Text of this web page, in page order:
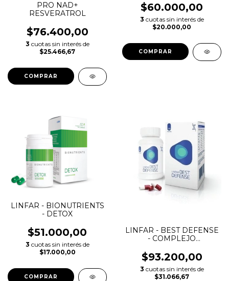
PRO NAD+
RESVERATROL
$76.400,00
3 cuotas sin interés de
$25.466,67
COMPRAR
$60.000,00
3 cuotas sin interés de
$20.000,00
COMPRAR
LINFAR - BIONUTRIENTS
- DETOX
$51.000,00
3 cuotas sin interés de
$17.000,00
COMPRAR
LINFAR - BEST DEFENSE
- COMPLEJO
$93.200,00
3 cuotas sin interés de
$31.066,67